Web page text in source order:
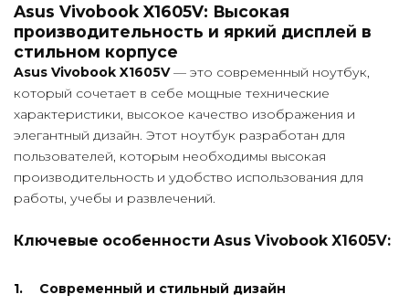
Asus Vivobook X1605V: Высокая
производительность и яркий дисплей в
стильном корпусе
Asus Vivobook X1605V— это современный ноутбук,
который сочетает в себе мощные технические
характеристики, высокое качество изображения и
элегантный дизайн. Этот ноутбук разработан для
пользователей, которым необходимы высокая
производительность и удобство использования для
работы, учебы и развлечений.
Ключевые особенности Asus Vivobook X1605V:
Современный и стильный дизайн